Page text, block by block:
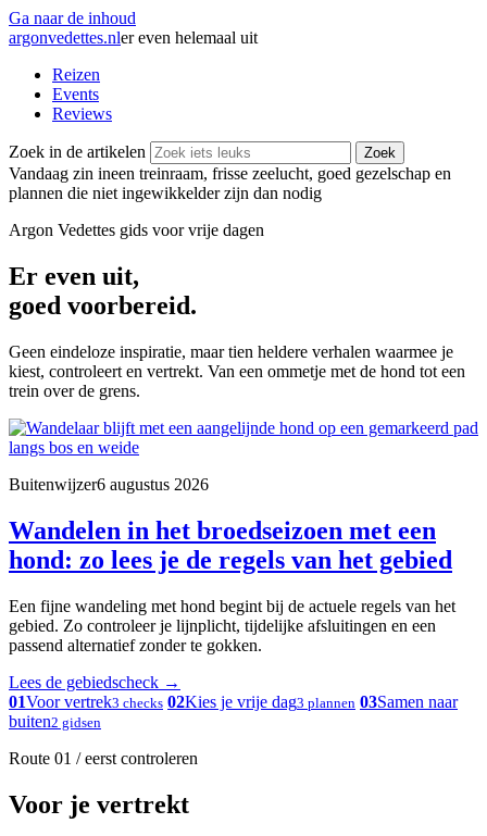
Ga naar de inhoud
argonvedettes.nler even helemaal uit
Reizen
Events
Reviews
Zoek in de artikelen Zoek
Vandaag zin ineen treinraam, frisse zeelucht, goed gezelschap en
plannen die niet ingewikkelder zijn dan nodig
Argon Vedettes gids voor vrije dagen
Er even uit,
goed voorbereid.
Geen eindeloze inspiratie, maar tien heldere verhalen waarmee je
kiest, controleert en vertrekt. Van een ommetje met de hond tot een
trein over de grens.
Buitenwijzer6 augustus 2026
Wandelen in het broedseizoen met een
hond: zo lees je de regels van het gebied
Een fijne wandeling met hond begint bij de actuele regels van het
gebied. Zo controleer je lijnplicht, tijdelijke afsluitingen en een
passend alternatief zonder te gokken.
Lees de gebiedscheck →
01Voor vertrek3 checks 02Kies je vrije dag3 plannen 03Samen naar
buiten2 gidsen
Route 01 / eerst controleren
Voor je vertrekt